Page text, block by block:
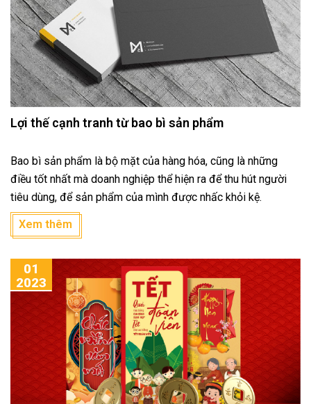
Lợi thế cạnh tranh từ bao bì sản phẩm
Bao bì sản phẩm là bộ mặt của hàng hóa, cũng là những
điều tốt nhất mà doanh nghiệp thể hiện ra để thu hút người
tiêu dùng, để sản phẩm của mình được nhấc khỏi kệ.
Xem thêm
01
2023